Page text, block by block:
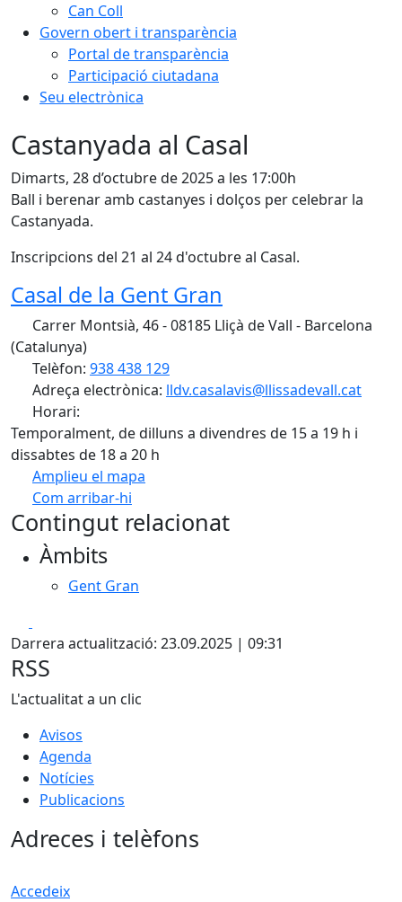
Can Coll
Govern obert i transparència
Portal de transparència
Participació ciutadana
Seu electrònica
Castanyada al Casal
Dimarts, 28 d’octubre de 2025 a les 17:00h
Ball i berenar amb castanyes i dolços per celebrar la
Castanyada.
Inscripcions del 21 al 24 d'octubre al Casal.
Casal de la Gent Gran
Carrer Montsià, 46 - 08185 Lliçà de Vall - Barcelona
(Catalunya)
Telèfon: 938 438 129
Adreça electrònica: lldv.casalavis@llissadevall.cat
Horari:
Temporalment, de dilluns a divendres de 15 a 19 h i
dissabtes de 18 a 20 h
Amplieu el mapa
Com arribar-hi
+
−
Contingut relacionat
Àmbits
Gent Gran
Darrera actualització: 23.09.2025 | 09:31
RSS
L'actualitat a un clic
Avisos
Agenda
Notícies
Publicacions
Adreces i telèfons
Accedeix